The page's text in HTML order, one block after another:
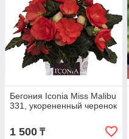
Бегония Iconia Miss Malibu
331, укорененный черенок
1 500 ₸